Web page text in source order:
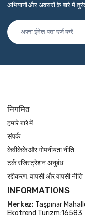
अभियानों और अवसरों के बारे में
निगमित
हमारे बारे में
संपर्क
केवीकेके और गोपनीयता नीति
टर्क रजिस्ट्रेशन अनुबंध
रद्दीकरण, वापसी और वापसी नीति
INFORMATIONS
Merkez: Taşpınar
Ekotrend Turizm:16583